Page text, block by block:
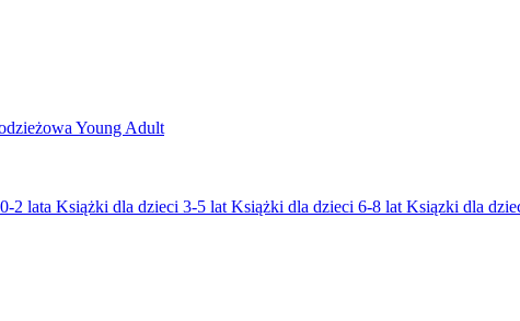
Young Adult
2 lata Książki dla dzieci 3-5 lat Książki dla dzieci 6-8 lat Ksiązki dla